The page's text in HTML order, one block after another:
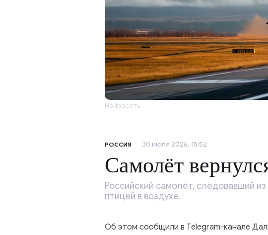
Нейросеть
РОССИЯ 30 июля 2026, 15:52
Самолёт
Российский самолёт, следовавший
птицей в воздухе.
Об этом сообщили в Telegram-канале